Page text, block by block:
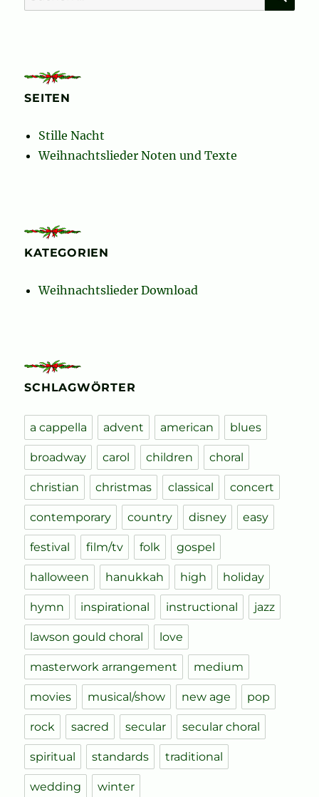
nach:
SEITEN
Stille Nacht
Weihnachtslieder Noten und Texte
KATEGORIEN
Weihnachtslieder Download
SCHLAGWÖRTER
a cappella advent american blues
broadway carol children choral
christian christmas classical concert
contemporary country disney easy
festival film/tv folk gospel
halloween hanukkah high holiday
hymn inspirational instructional jazz
lawson gould choral love
masterwork arrangement medium
movies musical/show new age pop
rock sacred secular secular choral
spiritual standards traditional
wedding winter